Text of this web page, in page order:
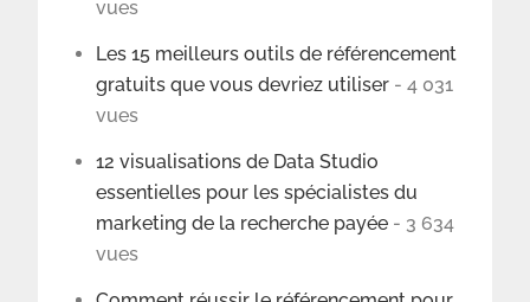
vues
Les 15 meilleurs outils de référencement
gratuits que vous devriez utiliser - 4 031
vues
12 visualisations de Data Studio
essentielles pour les spécialistes du
marketing de la recherche payée - 3 634
vues